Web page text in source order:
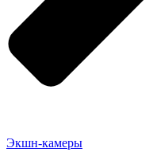
Экшн-камеры